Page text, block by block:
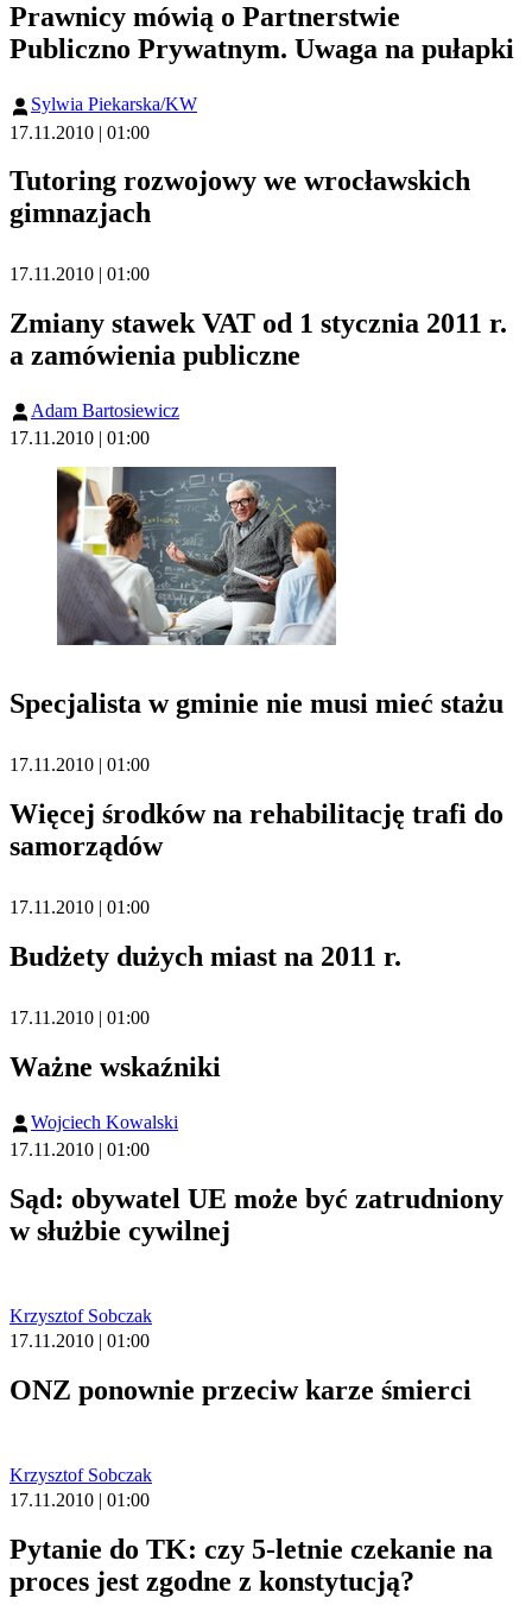
Prawnicy mówią o Partnerstwie
Publiczno Prywatnym. Uwaga na pułapki
Sylwia Piekarska/KW
17.11.2010 | 01:00
Tutoring rozwojowy we wrocławskich
gimnazjach
17.11.2010 | 01:00
Zmiany stawek VAT od 1 stycznia 2011 r.
a zamówienia publiczne
Adam Bartosiewicz
17.11.2010 | 01:00
Specjalista w gminie nie musi mieć stażu
17.11.2010 | 01:00
Więcej środków na rehabilitację trafi do
samorządów
17.11.2010 | 01:00
Budżety dużych miast na 2011 r.
17.11.2010 | 01:00
Ważne wskaźniki
Wojciech Kowalski
17.11.2010 | 01:00
Sąd: obywatel UE może być zatrudniony
w służbie cywilnej
Krzysztof Sobczak
17.11.2010 | 01:00
ONZ ponownie przeciw karze śmierci
Krzysztof Sobczak
17.11.2010 | 01:00
Pytanie do TK: czy 5-letnie czekanie na
proces jest zgodne z konstytucją?